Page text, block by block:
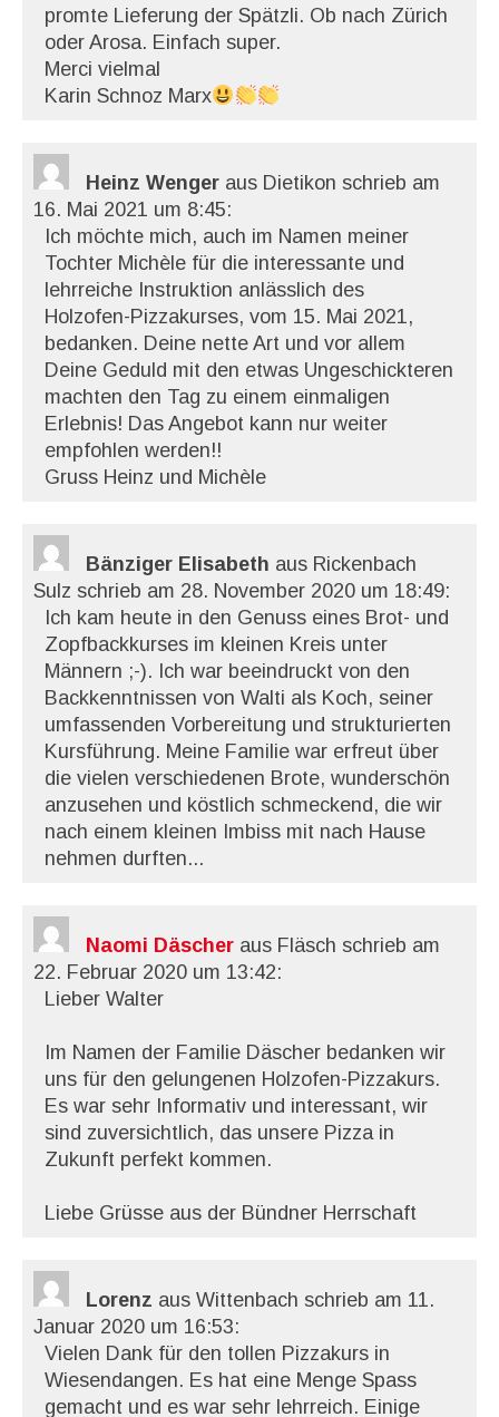
promte Lieferung der Spätzli. Ob nach Zürich
oder Arosa. Einfach super.
Merci vielmal
Karin Schnoz Marx
Heinz Wenger aus Dietikon schrieb am
16. Mai 2021 um 8:45:
Ich möchte mich, auch im Namen meiner
Tochter Michèle für die interessante und
lehrreiche Instruktion anlässlich des
Holzofen-Pizzakurses, vom 15. Mai 2021,
bedanken. Deine nette Art und vor allem
Deine Geduld mit den etwas Ungeschickteren
machten den Tag zu einem einmaligen
Erlebnis! Das Angebot kann nur weiter
empfohlen werden!!
Gruss Heinz und Michèle
Bänziger Elisabeth aus Rickenbach
Sulz schrieb am 28. November 2020 um 18:49:
Ich kam heute in den Genuss eines Brot- und
Zopfbackkurses im kleinen Kreis unter
Männern ;-). Ich war beeindruckt von den
Backkenntnissen von Walti als Koch, seiner
umfassenden Vorbereitung und strukturierten
Kursführung. Meine Familie war erfreut über
die vielen verschiedenen Brote, wunderschön
anzusehen und köstlich schmeckend, die wir
nach einem kleinen Imbiss mit nach Hause
nehmen durften...
Naomi Däscher aus Fläsch schrieb am
22. Februar 2020 um 13:42:
Lieber Walter
Im Namen der Familie Däscher bedanken wir
uns für den gelungenen Holzofen-Pizzakurs.
Es war sehr Informativ und interessant, wir
sind zuversichtlich, das unsere Pizza in
Zukunft perfekt kommen.
Liebe Grüsse aus der Bündner Herrschaft
Lorenz aus Wittenbach schrieb am 11.
Januar 2020 um 16:53:
Vielen Dank für den tollen Pizzakurs in
Wiesendangen. Es hat eine Menge Spass
gemacht und es war sehr lehrreich. Einige